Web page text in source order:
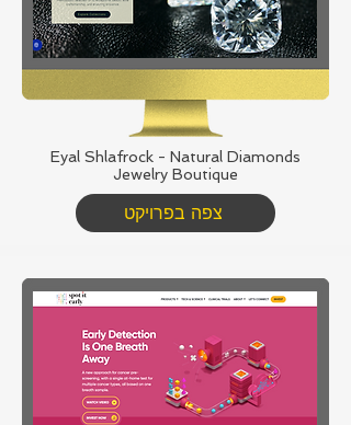
Eyal Shlafrock - Natural Diamonds
Jewelry Boutique
צפה בפרויקט